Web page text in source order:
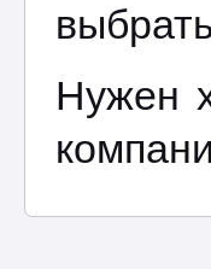
Нужен